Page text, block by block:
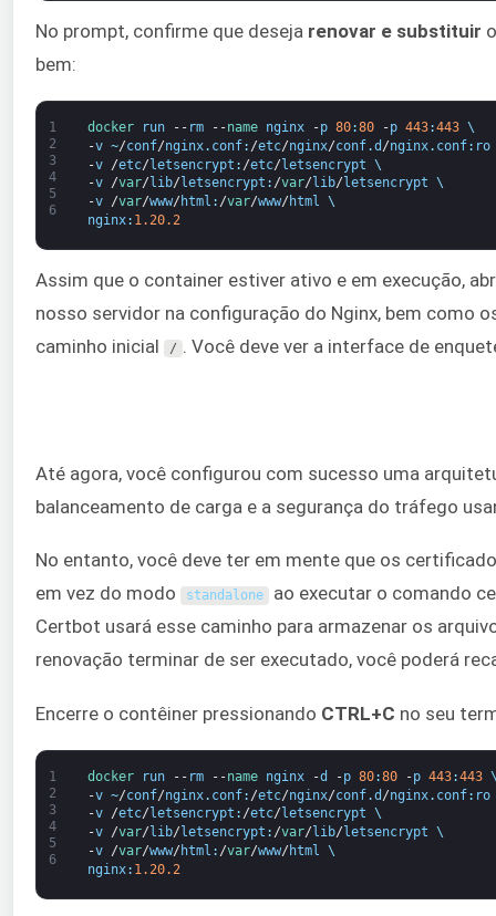
No prompt, confirme que deseja renovar e substituir
bem:
1
2
3
4
5
6
docker run -- rm --name nginx -p 80:80 -p 443:443 \
-v ~/conf/nginx. conf: /etc/nginx/conf.d /nginx. conf: ro
-v /etc/letsencrypt : /etc/letsencrypt \
-v /var/ lib/ letsencrypt : /var/ lib/ letsencrypt \
-v /var/www/ html : /var/www/ html \
nginx: 1.20.2
Assim que o container estiver ativo e em execução,
nosso servidor na configuração do Nginx, bem como
caminho inicial
/ . Você deve ver a interface de
Até agora, você configurou com sucesso uma
balanceamento de carga e a segurança do tráfego
No entanto, você deve ter em mente que os
em vez do modo
standalone ao executar o comando
Certbot usará esse caminho para armazenar os
renovação terminar de ser executado, você poderá
Encerre o contêiner pressionando CTRL+C no seu
1
2
3
4
5
6
docker run -- rm --name nginx -d -p 80:80 -p 443:443
-v ~/conf/nginx. conf: /etc/nginx/conf.d /nginx. conf: ro
-v /etc/ letsencrypt : /etc/ letsencrypt \
-v /var/ lib/ letsencrypt : /var/ lib/ letsencrypt \
-v /var/www/ html : /var/www/ html \
nginx: 1.20.2